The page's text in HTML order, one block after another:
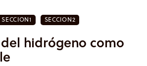
SECCION1 SECCION2
hidrógeno como